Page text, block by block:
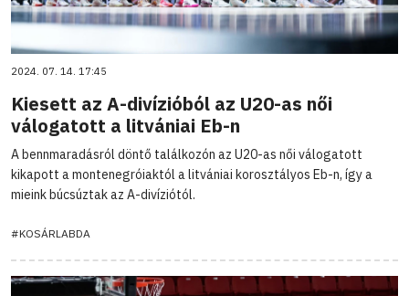
2024. 07. 14. 17:45
Kiesett az A-divízióból az U20-as női
válogatott a litvániai Eb-n
A bennmaradásról döntő találkozón az U20-as női válogatott
kikapott a montenegróiaktól a litvániai korosztályos Eb-n, így a
mieink búcsúztak az A-divíziótól.
#KOSÁRLABDA